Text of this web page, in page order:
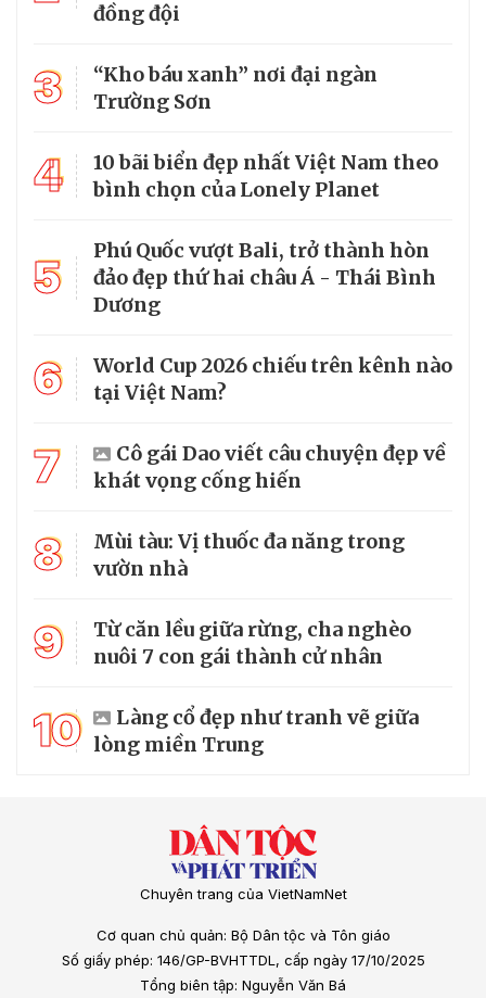
đồng đội
3
“Kho báu xanh” nơi đại ngàn
Trường Sơn
4
10 bãi biển đẹp nhất Việt Nam theo
bình chọn của Lonely Planet
5
Phú Quốc vượt Bali, trở thành hòn
đảo đẹp thứ hai châu Á - Thái Bình
Dương
6
World Cup 2026 chiếu trên kênh nào
tại Việt Nam?
7
Cô gái Dao viết câu chuyện đẹp về
khát vọng cống hiến
8
Mùi tàu: Vị thuốc đa năng trong
vườn nhà
9
Từ căn lều giữa rừng, cha nghèo
nuôi 7 con gái thành cử nhân
10
Làng cổ đẹp như tranh vẽ giữa
lòng miền Trung
Chuyên trang của VietNamNet
Cơ quan chủ quản: Bộ Dân tộc và Tôn giáo
Số giấy phép: 146/GP-BVHTTDL, cấp ngày 17/10/2025
Tổng biên tập: Nguyễn Văn Bá